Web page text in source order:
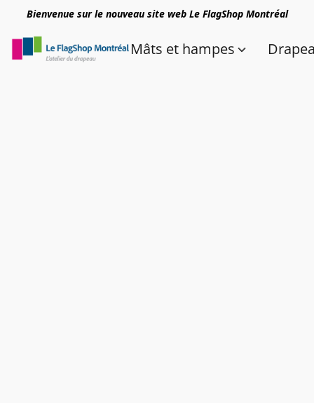
Bienvenue sur le nouveau site web Le FlagShop Montréal
Mâts et hampes